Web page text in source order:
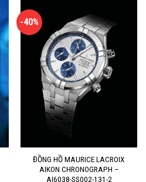
-40%
ĐỒNG HỒ MAURICE LACROIX
AIKON CHRONOGRAPH –
AI6038-SS002-131-2